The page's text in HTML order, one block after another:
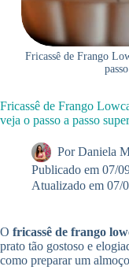
Fricassê de Frango
Fricassê de Frango
veja o passo a passo
Por Daniela
Publicado em 07/
Atualizado em 07/
O fricassê de frango
prato tão gostoso e
como preparar um